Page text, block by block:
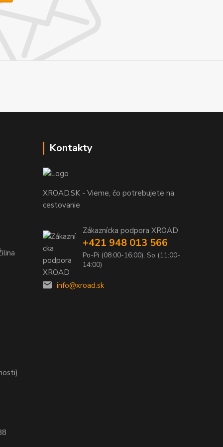
Kontakty
XROAD.SK - Vieme, čo potrebujete na
cestovanie
Zákaznícka podpora XROAD
+421 948 013 566
Po-Pi (08:00-16:00), So (11:00-
14:00)
info@xroad.sk